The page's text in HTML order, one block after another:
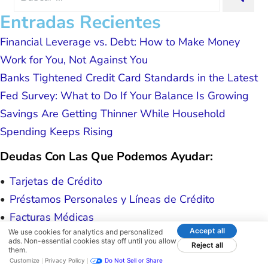
Entradas Recientes
Financial Leverage vs. Debt: How to Make Money
Work for You, Not Against You
Banks Tightened Credit Card Standards in the Latest
Fed Survey: What to Do If Your Balance Is Growing
Savings Are Getting Thinner While Household
Spending Keeps Rising
Deudas Con Las Que Podemos Ayudar:
Tarjetas de Crédito
Préstamos Personales y Líneas de Crédito
Facturas Médicas
Cobranza y Reposesiones
Deudas Empresariales
We use cookies for analytics and personalized
ads. Non-essential cookies stay off until you allow
them.
Accept all
Reject all
Customize Privacy Policy Do Not Sell or Share